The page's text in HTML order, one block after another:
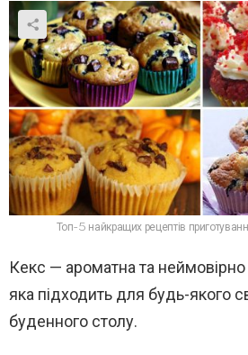
Топ-5 найкращих рецептів
Кекс — ароматна та
яка підходить для будь-якого
буденного столу.